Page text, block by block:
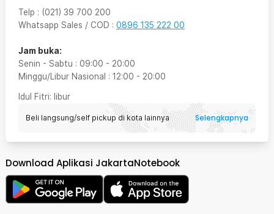
Telp : (021) 39 700 200
Whatsapp Sales / COD : 0896 135 222 00
Jam buka:
Senin - Sabtu : 09:00 - 20:00
Minggu/Libur Nasional : 12:00 - 20:00
Idul Fitri: libur
Beli langsung/self pickup di kota lainnya Selengkapnya
Download Aplikasi JakartaNotebook